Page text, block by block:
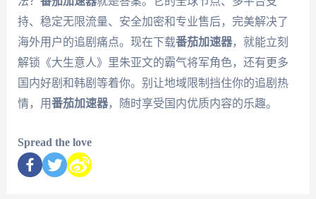
持、稳定无限流量、安全加密和专业售后，完美解决了
海外用户的追剧痛点。现在下载番茄加速器，就能立刻
解锁《大生意人》里朱亚文的霸气将军角色，还有更多
国内好剧和韩剧等着你。别让地域限制挡住你的追剧热
情，用番茄加速器，随时享受国内优质内容的乐趣。
Spread the love